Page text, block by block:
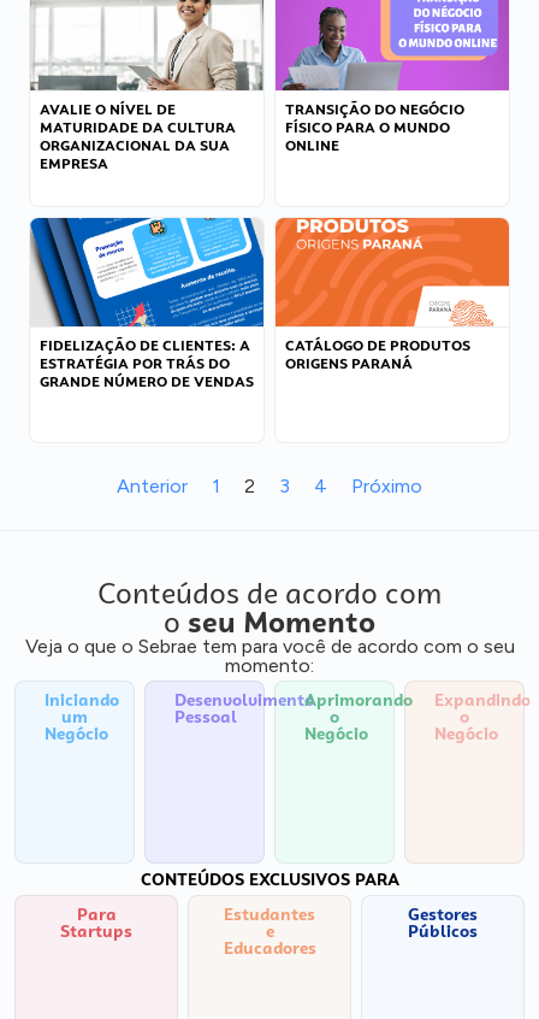
AVALIE O NÍVEL DE
MATURIDADE DA CULTURA
ORGANIZACIONAL DA SUA
EMPRESA
TRANSIÇÃO DO NEGÓCIO
FÍSICO PARA O MUNDO
ONLINE
FIDELIZAÇÃO DE CLIENTES: A
ESTRATÉGIA POR TRÁS DO
GRANDE NÚMERO DE VENDAS
CATÁLOGO DE PRODUTOS
ORIGENS PARANÁ
Anterior 1 2 3 4 Próximo
Conteúdos de acordo com
o seu Momento
Veja o que o Sebrae tem para você de acordo com o seu
momento:
Iniciando
um
Negócio
Desenvolvimento
Pessoal
Aprimorando
o
Negócio
Expandindo
o
Negócio
CONTEÚDOS EXCLUSIVOS PARA
Para
Startups
Estudantes
e
Educadores
Gestores
Públicos